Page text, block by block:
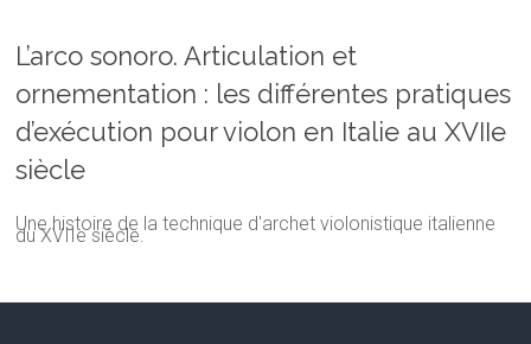
L’arco sonoro. Articulation et
ornementation : les différentes pratiques
d’exécution pour violon en Italie au XVIIe
siècle
Une histoire de la technique d'archet violonistique italienne
du XVIIe siècle.